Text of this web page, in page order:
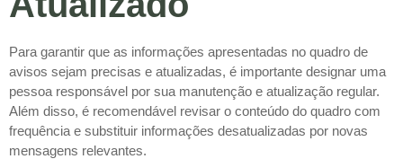
Para garantir que as informações apresentadas no quadro de
avisos sejam precisas e atualizadas, é importante designar uma
pessoa responsável por sua manutenção e atualização regular.
Além disso, é recomendável revisar o conteúdo do quadro com
frequência e substituir informações desatualizadas por novas
mensagens relevantes.